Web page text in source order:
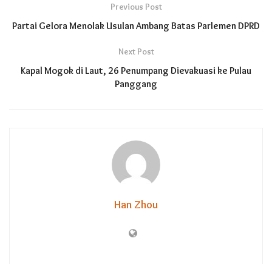
Previous Post
Partai Gelora Menolak Usulan Ambang Batas Parlemen DPRD
Next Post
Kapal Mogok di Laut, 26 Penumpang Dievakuasi ke Pulau
Panggang
Han Zhou